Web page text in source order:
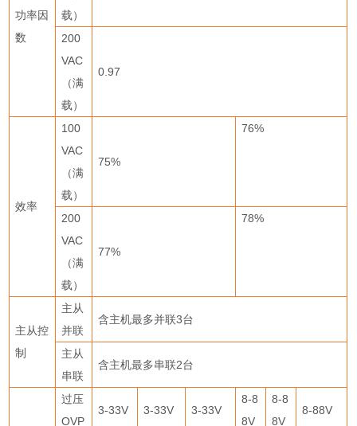
功率因
数
载）
200
VAC
（满
载）
0.97
效率
100
VAC
（满
载）
75%
76%
200
VAC
（满
载）
77%
78%
主从控
制
主从
并联
含主机最多并联3台
主从
串联
含主机最多串联2台
过压
OVP
3-33V 3-33V 3-33V
8-8
8V
8-8
8V
8-88V